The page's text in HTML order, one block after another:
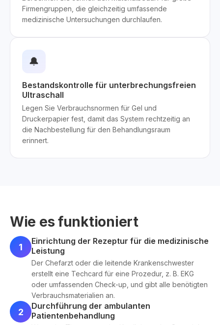
Firmengruppen, die gleichzeitig umfassende
medizinische Untersuchungen durchlaufen.
🔔
Bestandskontrolle für unterbrechungsfreien
Ultraschall
Legen Sie Verbrauchsnormen für Gel und
Druckerpapier fest, damit das System rechtzeitig an
die Nachbestellung für den Behandlungsraum
erinnert.
Wie es funktioniert
1
Einrichtung der Rezeptur für die medizinische
Leistung
Der Chefarzt oder die leitende Krankenschwester
erstellt eine Techcard für eine Prozedur, z. B. EKG
oder umfassenden Check-up, und gibt alle benötigten
Verbrauchsmaterialien an.
2
Durchführung der ambulanten
Patientenbehandlung